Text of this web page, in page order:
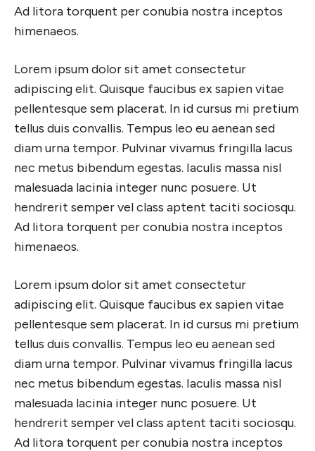
Ad litora torquent per conubia nostra inceptos
himenaeos.
Lorem ipsum dolor sit amet consectetur
adipiscing elit. Quisque faucibus ex sapien vitae
pellentesque sem placerat. In id cursus mi pretium
tellus duis convallis. Tempus leo eu aenean sed
diam urna tempor. Pulvinar vivamus fringilla lacus
nec metus bibendum egestas. Iaculis massa nisl
malesuada lacinia integer nunc posuere. Ut
hendrerit semper vel class aptent taciti sociosqu.
Ad litora torquent per conubia nostra inceptos
himenaeos.
Lorem ipsum dolor sit amet consectetur
adipiscing elit. Quisque faucibus ex sapien vitae
pellentesque sem placerat. In id cursus mi pretium
tellus duis convallis. Tempus leo eu aenean sed
diam urna tempor. Pulvinar vivamus fringilla lacus
nec metus bibendum egestas. Iaculis massa nisl
malesuada lacinia integer nunc posuere. Ut
hendrerit semper vel class aptent taciti sociosqu.
Ad litora torquent per conubia nostra inceptos